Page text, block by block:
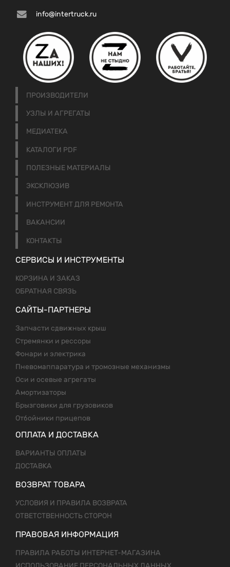
info@intertruck.ru
ПРОИЗВОДИТЕЛИ
УЗЛЫ И АГРЕГАТЫ
МЕДИАТЕКА
КАТАЛОГИ PDF
ПОЛЕЗНЫЕ МАТЕРИАЛЫ
ЭКСКЛЮЗИВ
ИНСТРУМЕНТ ДЛЯ РЕМОНТА
ВАКАНСИИ
КОНТАКТЫ
СЕРВИСЫ И ИНСТРУМЕНТЫ
КОРЗИНА И ЗАКАЗ
ОБРАТНАЯ СВЯЗЬ
САЙТЫ-ПАРТНЕРЫ
Запчасти сдвижных крыш
Стремянки и рессоры
Фонари и электрика
Пневомаппаратура и тромозные механизмы
Оси и осевые агрегаты
Амортизаторы
Брызговики для грузовиков
Отбойники прицепов
ОПЛАТА И ДОСТАВКА
ВАРИАНТЫ ОПЛАТЫ
ДОСТАВКА
ВОЗВРАТ ТОВАРА
УСЛОВИЯ И ПРАВИЛА ВОЗВРАТА
ОТВЕТСТВЕННОСТЬ СТОРОН
ПРАВОВАЯ ИНФОРМАЦИЯ
ПРАВИЛА РАБОТЫ ИНТЕРНЕТ-МАГАЗИНА